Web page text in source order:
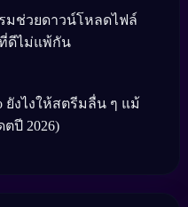
มช่วยดาวน์โหลดไฟล์
ดีไม่แพ้กัน
ยังไงให้สตรีมลื่น ๆ แม้
ปี 2026)